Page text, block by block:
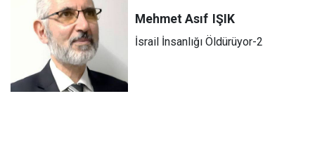
Mehmet Asıf IŞIK
İsrail İnsanlığı Öldürüyor-2